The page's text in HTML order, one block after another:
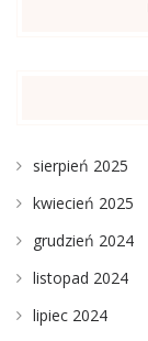
sierpień 2025
kwiecień 2025
grudzień 2024
listopad 2024
lipiec 2024